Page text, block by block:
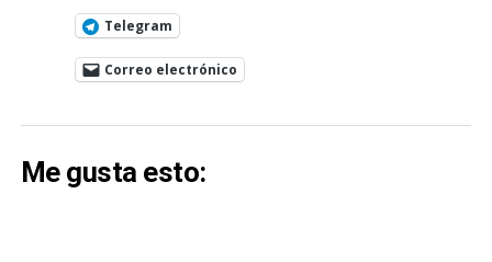
Telegram
Correo electrónico
Me gusta esto: